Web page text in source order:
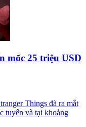
mốc 25 triệu USD
Things đã ra mắt
tuyến và tại khoảng